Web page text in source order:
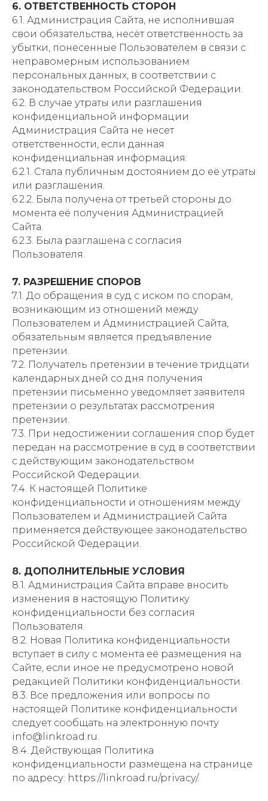
6. ОТВЕТСТВЕННОСТЬ СТОРОН
6.1. Администрация Сайта, не исполнившая
свои обязательства, несёт ответственность за
убытки, понесенные Пользователем в связи с
неправомерным использованием
персональных данных, в соответствии с
законодательством Российской Федерации.
6.2. В случае утраты или разглашения
конфиденциальной информации
Администрация Сайта не несет
ответственности, если данная
конфиденциальная информация:
6.2.1. Стала публичным достоянием до её утраты
или разглашения.
6.2.2. Была получена от третьей стороны до
момента её получения Администрацией
Сайта.
6.2.3. Была разглашена с согласия
Пользователя.
7. РАЗРЕШЕНИЕ СПОРОВ
7.1. До обращения в суд с иском по спорам,
возникающим из отношений между
Пользователем и Администрацией Сайта,
обязательным является предъявление
претензии.
7.2. Получатель претензии в течение тридцати
календарных дней со дня получения
претензии письменно уведомляет заявителя
претензии о результатах рассмотрения
претензии.
7.3. При недостижении соглашения спор будет
передан на рассмотрение в суд в соответствии
с действующим законодательством
Российской Федерации.
7.4. К настоящей Политике
конфиденциальности и отношениям между
Пользователем и Администрацией Сайта
применяется действующее законодательство
Российской Федерации.
8. ДОПОЛНИТЕЛЬНЫЕ УСЛОВИЯ
8.1. Администрация Сайта вправе вносить
изменения в настоящую Политику
конфиденциальности без согласия
Пользователя.
8.2. Новая Политика конфиденциальности
вступает в силу с момента её размещения на
Сайте, если иное не предусмотрено новой
редакцией Политики конфиденциальности.
8.3. Все предложения или вопросы по
настоящей Политике конфиденциальности
следует сообщать на электронную почту
info@linkroad.ru.
8.4. Действующая Политика
конфиденциальности размещена на странице
по адресу: https://linkroad.ru/privacy/.